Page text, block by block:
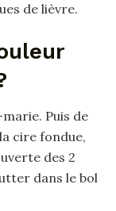
de lièvre.
Puis de
cire fondue,
des 2
dans le bol